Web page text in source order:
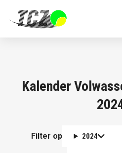
Kalender
Filter op 2024